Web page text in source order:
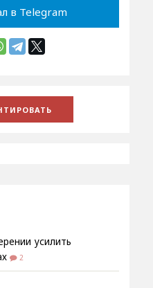
в Telegram
усилить
2